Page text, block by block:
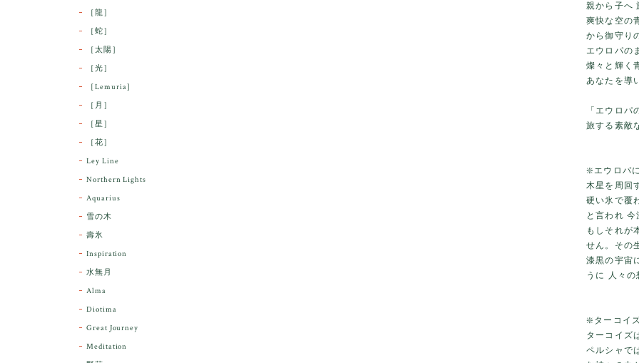
親から子へ
爽快な空の
から御守り
エウロパの
燦々と輝く
あなたを導
「エウロパ
旅する素敵
❇️エウロパ
木星を周回
硬い氷で覆
と言われ
もしそれが
せん。その
漆黒の宇宙
うに 人々
❇️ターコイ
ターコイズ
ペルシャで
［龍］
［蛇］
［太陽］
［光］
［Lemuria］
［月］
［星］
［花］
Ley Line
Northern Lights
Aquarius
雪の木
壽氷
Inspiration
水無月
Alma
Diotima
Great Journey
Meditation